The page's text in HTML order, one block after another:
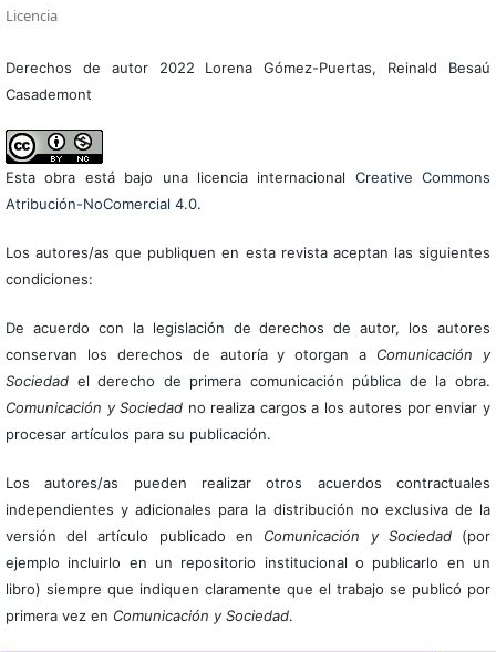
Licencia
Derechos de autor 2022 Lorena Gómez-Puertas, Reinald Besaú
Casademont
Esta obra está bajo una licencia internacional Creative Commons
Atribución-NoComercial 4.0.
Los autores/as que publiquen en esta revista aceptan las siguientes
condiciones:
De acuerdo con la legislación de derechos de autor, los autores
conservan los derechos de autoría y otorgan a Comunicación y
Sociedadel derecho de primera comunicación pública de la obra.
Comunicación y Sociedad no realiza cargos a los autores por enviar y
procesar artículos para su publicación.
Los autores/as pueden realizar otros acuerdos contractuales
independientes y adicionales para la distribución no exclusiva de la
versión del artículo publicado en Comunicación y Sociedad(por
ejemplo incluirlo en un repositorio institucional o publicarlo en un
libro) siempre que indiquen claramente que el trabajo se publicó por
primera vez en Comunicación y Sociedad.